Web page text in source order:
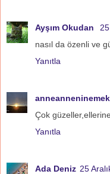
Ayşım Okudan
nasıl da özenli ve
Yanıtla
Çok
Yanıtla
Ada Deniz 25